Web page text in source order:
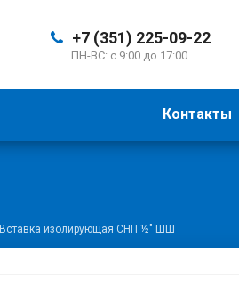
+7 (351) 225-09-22
ПН-ВС: с 9:00 до 17:00
Контакты
Вставка изолирующая СНП ½" ШШ